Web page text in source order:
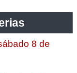
8 de